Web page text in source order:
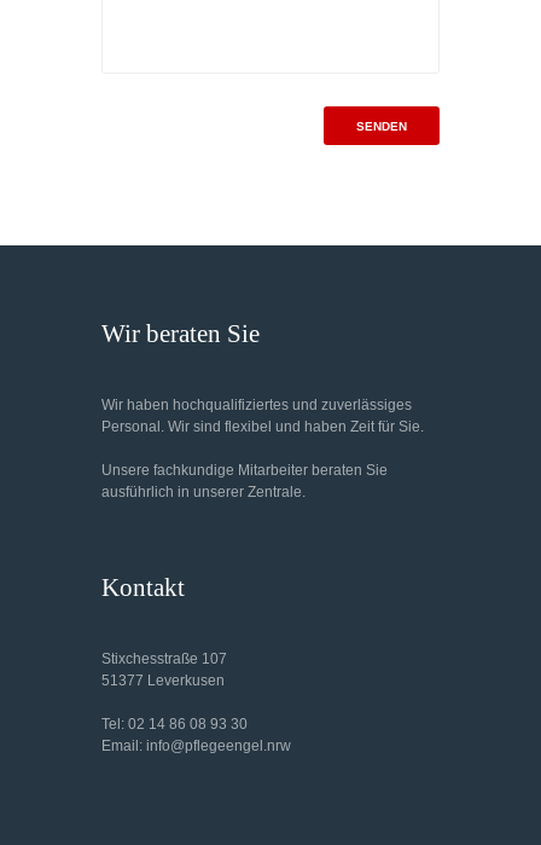
SENDEN
Wir beraten Sie
Wir haben hochqualifiziertes und zuverlässiges
Personal. Wir sind flexibel und haben Zeit für Sie.
Unsere fachkundige Mitarbeiter beraten Sie
ausführlich in unserer Zentrale.
Kontakt
Stixchesstraße 107
51377 Leverkusen
Tel: 02 14 86 08 93 30
Email: info@pflegeengel.nrw